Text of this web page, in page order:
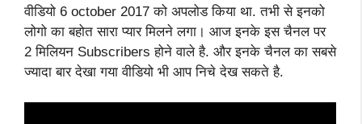
वीडियो 6 october 2017 को अपलोड किया था. तभी से इनको
लोगो का बहोत सारा प्यार मिलने लगा। आज इनके इस चैनल पर
2 मिलियन Subscribers होने वाले है. और इनके चैनल का सबसे
ज्यादा बार देखा गया वीडियो भी आप निचे देख सकते है.